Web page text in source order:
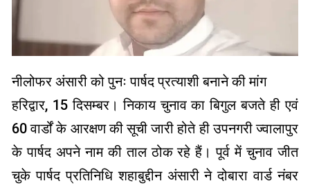
नीलोफर अंसारी को पुनः पार्षद प्रत्याशी बनाने की मांग
हरिद्वार, 15 दिसम्बर। निकाय चुनाव का बिगुल बजते ही एवं
60 वार्डों के आरक्षण की सूची जारी होते ही उपनगरी ज्वालापुर
के पार्षद अपने नाम की ताल ठोक रहे हैं। पूर्व में चुनाव जीत
चुके पार्षद प्रतिनिधि शहाबुद्दीन अंसारी ने दोबारा वार्ड नंबर